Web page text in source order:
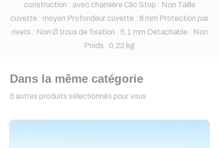
construction : avec charnière Clic Stop : Non Taille
cuvette : moyen Profondeur cuvette : 8 mm Protection par
rivets : Non Ø trous de fixation : 5,1 mm Détachable : Non
Poids : 0,22 kg
Dans la même catégorie
6 autres produits sélectionnés pour vous